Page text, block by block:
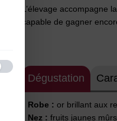
L’élevage
capable de gagner
Dégustation
Robe : or brillant aux
Nez : fruits jaunes